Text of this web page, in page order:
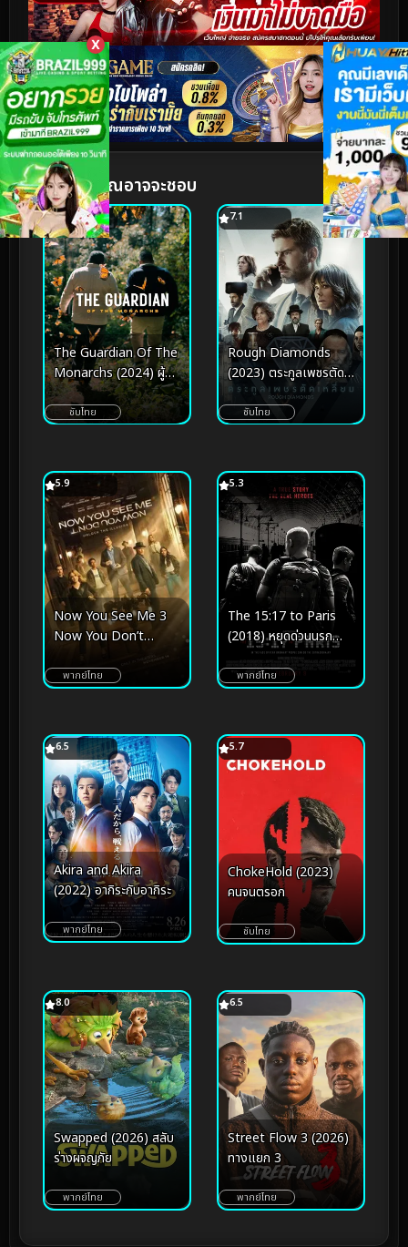
X
หนังฟรีที่คุณอาจจะชอบ
7.7
The Guardian Of The
Monarchs (2024) ผู้
พิทักษ์ผีเสื้อ
ซับไทย
7.1
Rough Diamonds
(2023) ตระกูลเพชรตัด
เหลี่ยม
ซับไทย
5.9
Now You See Me 3
Now You Don’t
(2025) อาชญากลปล้น
โลก 3
พากย์ไทย
5.3
The 15:17 to Paris
(2018) หยุดด่วนนรก
15:17
พากย์ไทย
6.5
Akira and Akira
(2022) อากิระกับอากิระ
พากย์ไทย
5.7
ChokeHold (2023)
คนจนตรอก
ซับไทย
8.0
Swapped (2026) สลับ
ร่างผจญภัย
พากย์ไทย
6.5
Street Flow 3 (2026)
ทางแยก 3
พากย์ไทย